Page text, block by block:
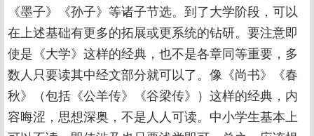
《墨子》《孙子》等诸子节选。到了大学阶段，可以
在上述基础有更多的拓展或更系统的钻研。要注意即
使是《大学》这样的经典，也不是各章同等重要，多
数人只要读其中经文部分就可以了。像《尚书》《春
秋》（包括《公羊传》《谷梁传》）这样的经典，内
容晦涩，思想深奥，不是人人可读。中小学生基本上